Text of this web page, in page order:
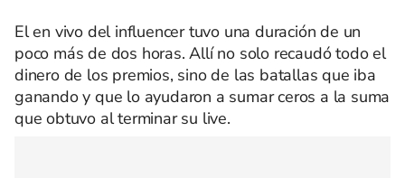
El en vivo del influencer tuvo una duración de un
poco más de dos horas. Allí no solo recaudó todo el
dinero de los premios, sino de las batallas que iba
ganando y que lo ayudaron a sumar ceros a la suma
que obtuvo al terminar su live.